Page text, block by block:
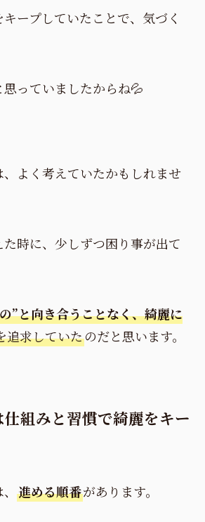
ープしていたことで、気づく
っていましたからね💦
よく考えていたかもしれませ
時に、少しずつ困り事が出て
”と向き合うことなく、綺麗に
追求していたのだと思います。
仕組みと習慣で綺麗をキー
進める順番があります。